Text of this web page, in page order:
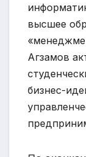
высшее
Агзамов
бизнес-